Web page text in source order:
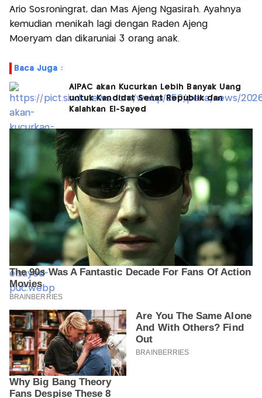
Ario Sosroningrat, dan Mas Ajeng Ngasirah. Ayahnya
kemudian menikah lagi dengan Raden Ajeng
Moeryam dan dikaruniai 3 orang anak.
Baca Juga :
AIPAC akan Kucurkan Lebih Banyak Uang
untuk Kandidat Senat Republik dan
Kalahkan El-Sayed